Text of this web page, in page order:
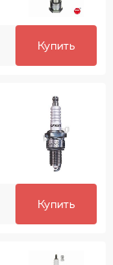
Купить
Купить